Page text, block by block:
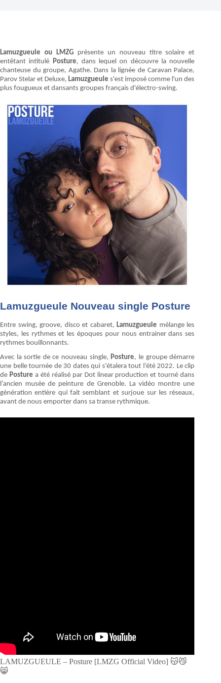
Lamuzgueule ou LMZG présente un nouveau titre solaire et
entêtant intitulé Posture, dans lequel on découvre la nouvelle
chanteuse du groupe, Agathe. Dans la lignée de Caravan Palace,
Parov Stelar et Deluxe,Lamuzgueule s'est imposé comme l'un des
plus fougueux et dansants groupes français d'électro-swing.
Lamuzgueule Nouveau single Posture
Entre swing, groove, disco et cabaret,Lamuzgueule mélange les
styles, les rythmes et les époques pour nous entrainer dans ses
rythmes bouillonnants.
Avec la sortie de ce nouveau single,Posture, le groupe démarre
une belle tournée de 30 dates qui s'étalera tout l’été 2022. Le clip
de Posture a été réalisé par Dot linear production et tourné dans
l’ancien musée de peinture de Grenoble. La vidéo montre une
génération entière qui fait semblant et surjoue sur les réseaux,
avant de nous emporter dans sa transe rythmique.
LAMUZGUEULE – Posture [LMZG Official Video] 😽😼
😸